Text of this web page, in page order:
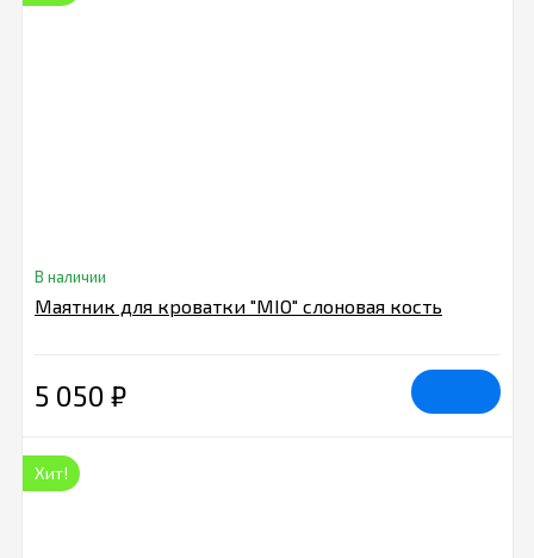
В наличии
Маятник для кроватки "MIO" слоновая кость
5 050 ₽
Хит!